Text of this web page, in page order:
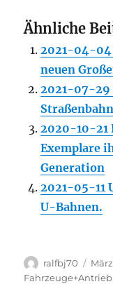
Ähnliche
2021-04-04
neuen
2021-07-29
2020-10-21
Exemplare
Generation
2021-05-11
U-Bahnen.
Autor
ralfbj70
am
März
Fahrzeuge+Antrieb